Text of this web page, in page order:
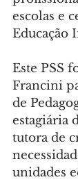
escolas e
Educação
Este PSS
Francini
de
estagiária
tutora de
unidades